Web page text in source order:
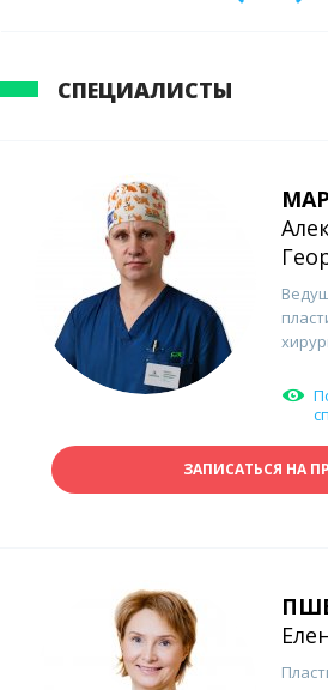
СПЕЦИАЛИСТЫ
ЗАПИСАТЬСЯ НА